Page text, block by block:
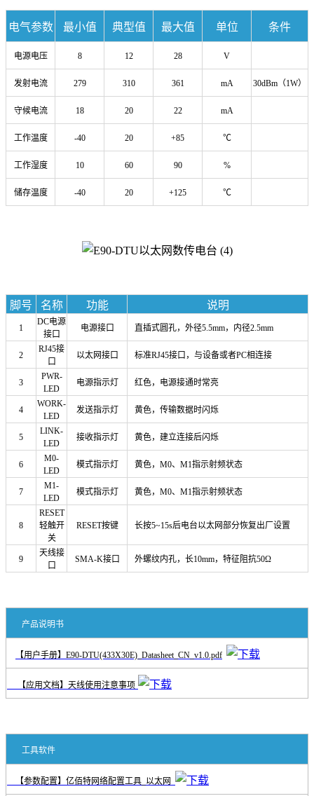
电气参数 最小值 典型值 最大值 单位 条件
电源电压 8 12 28 V
发射电流 279 310 361 mA 30dBm（1W）
守候电流 18 20 22 mA
工作温度 -40 20 +85 ℃
工作湿度 10 60 90 %
储存温度 -40 20 +125 ℃
脚号 名称 功能 说明
1
DC电源
接口
电源接口 直插式圆孔，外径5.5mm，内径2.5mm
2
RJ45接
口
以太网接口 标准RJ45接口，与设备或者PC相连接
3
PWR-
LED
电源指示灯 红色，电源接通时常亮
4
WORK-
LED
发送指示灯 黄色，传输数据时闪烁
5
LINK-
LED
接收指示灯 黄色，建立连接后闪烁
6
M0-
LED
模式指示灯 黄色， M0、 M1指示射频状态
7
M1-
LED
模式指示灯 黄色， M0、 M1指示射频状态
8
RESET
轻触开
关
RESET按键 长按5~15s后电台以太网部分恢复出厂设置
9
天线接
口
SMA-K接口 外螺纹内孔，长10mm，特征阻抗50Ω
产品说明书
【用户手册】E90-DTU(433X30E)_Datasheet_CN_v1.0.pdf
【应用文档】天线使用注意事项
工具软件
【参数配置】亿佰特网络配置工具_以太网